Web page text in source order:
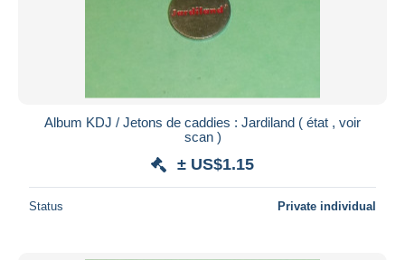
Album KDJ / Jetons de caddies : Jardiland ( état , voir
scan )
± US$1.15
Status Private individual